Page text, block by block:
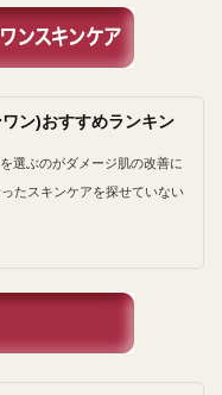
ン)おすすめランキン
選ぶのがダメージ肌の改善に
たスキンケアを探せていない